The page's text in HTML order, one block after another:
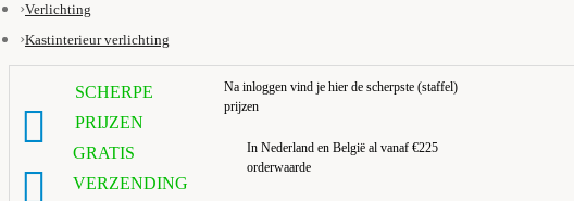
Verlichting
Kastinterieur verlichting
SCHERPE
PRIJZEN
Na inloggen vind je hier de scherpste (staffel)
prijzen
GRATIS
VERZENDING
In Nederland en België al vanaf €225
orderwaarde